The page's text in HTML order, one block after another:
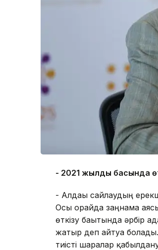
- 2021 жылдың басында
- Алдағы сайлаудың
Осы орайда заңнама
өткізу бағытында әрбір
жатыр деп айтуға
тиісті шаралар